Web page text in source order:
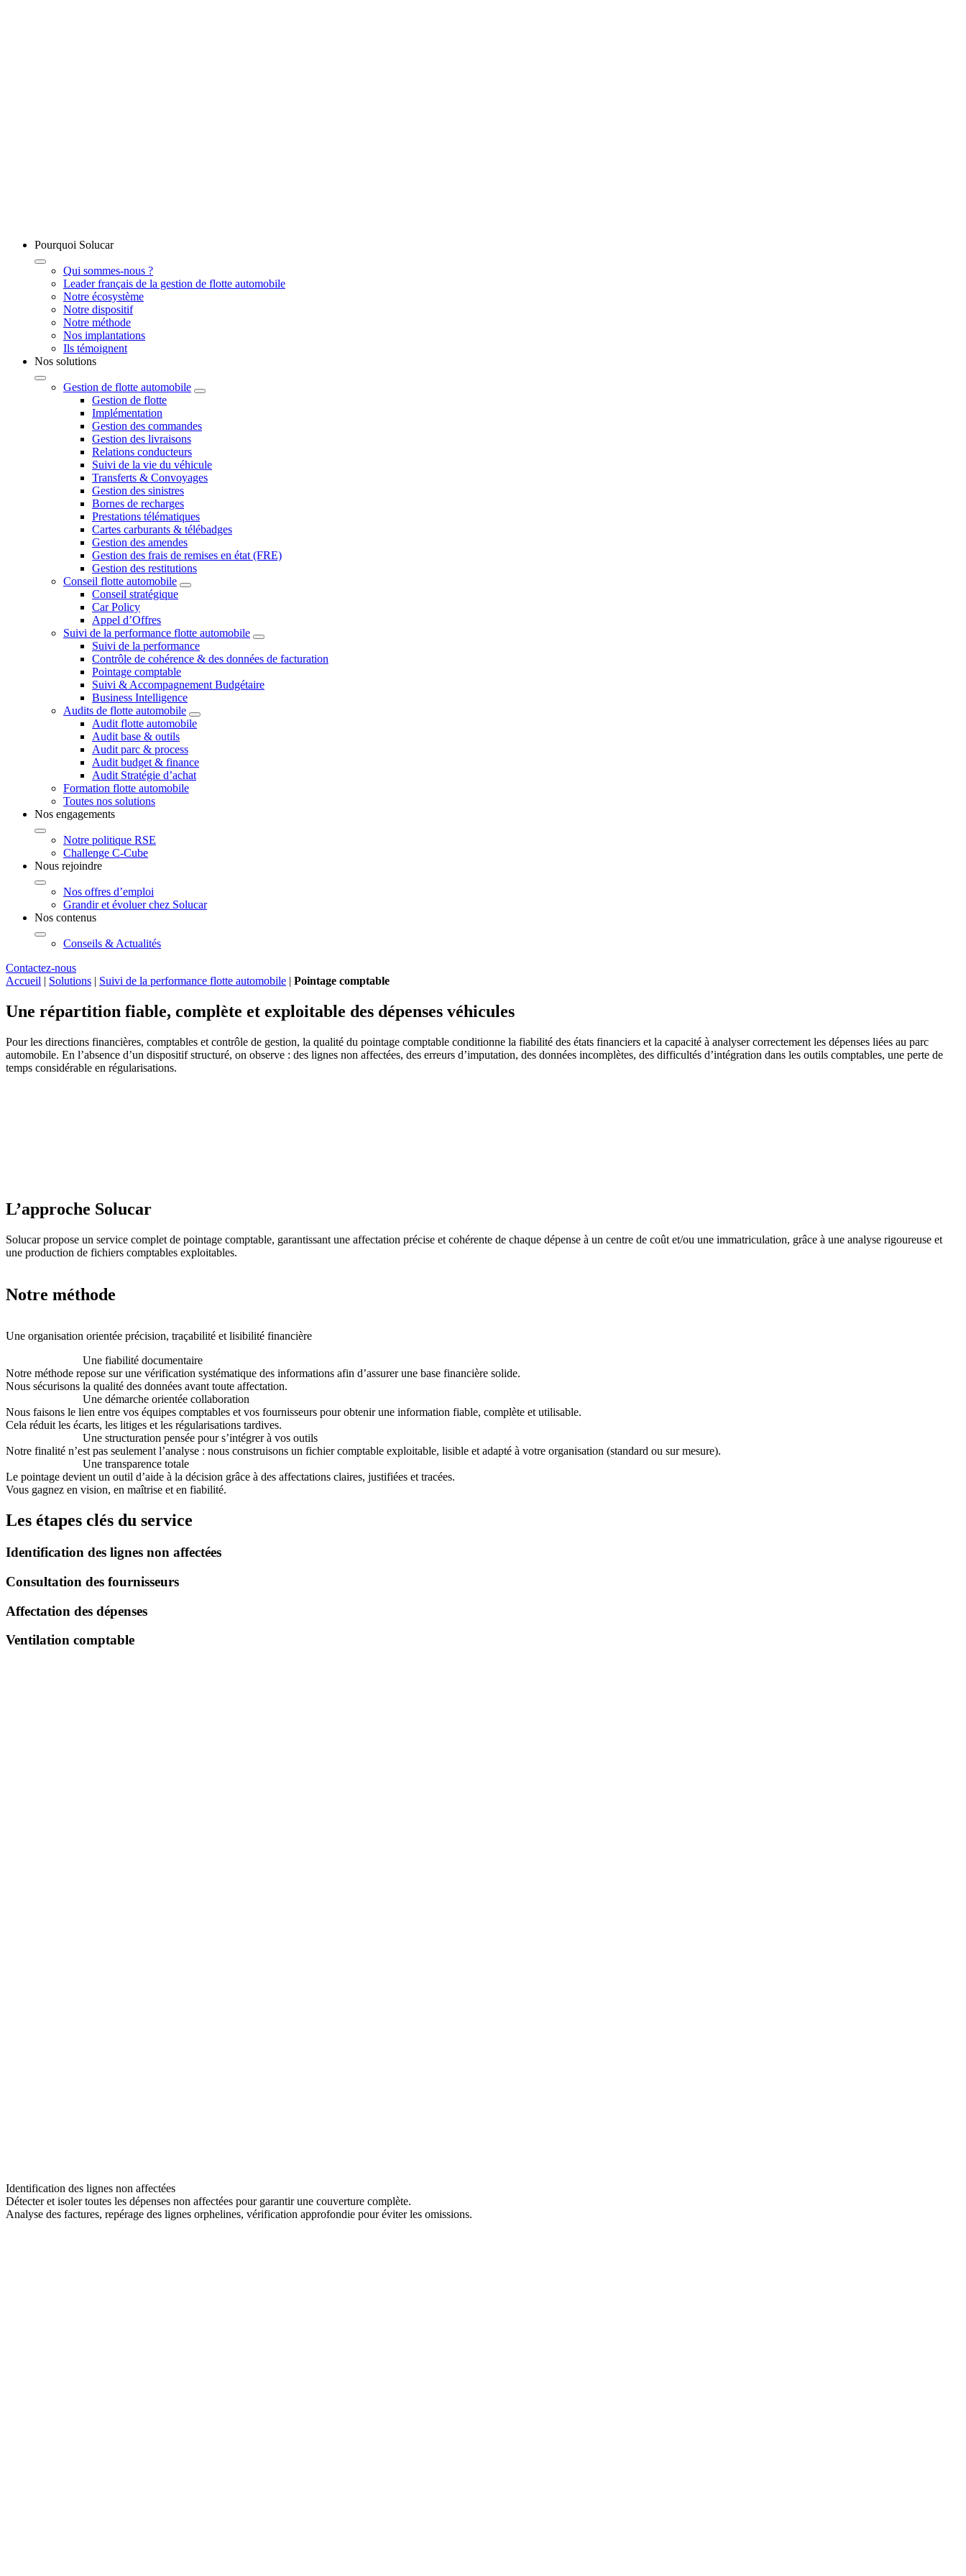
Pourquoi Solucar
Qui sommes-nous ?
Leader français de la gestion de flotte automobile
Notre écosystème
Notre dispositif
Notre méthode
Nos implantations
Ils témoignent
Nos solutions
Gestion de flotte automobile
Gestion de flotte
Implémentation
Gestion des commandes
Gestion des livraisons
Relations conducteurs
Suivi de la vie du véhicule
Transferts & Convoyages
Gestion des sinistres
Bornes de recharges
Prestations télématiques
Cartes carburants & télébadges
Gestion des amendes
Gestion des frais de remises en état (FRE)
Gestion des restitutions
Conseil flotte automobile
Conseil stratégique
Car Policy
Appel d’Offres
Suivi de la performance flotte automobile
Suivi de la performance
Contrôle de cohérence & des données de facturation
Pointage comptable
Suivi & Accompagnement Budgétaire
Business Intelligence
Audits de flotte automobile
Audit flotte automobile
Audit base & outils
Audit parc & process
Audit budget & finance
Audit Stratégie d’achat
Formation flotte automobile
Toutes nos solutions
Nos engagements
Notre politique RSE
Challenge C-Cube
Nous rejoindre
Nos offres d’emploi
Grandir et évoluer chez Solucar
Nos contenus
Conseils & Actualités
Contactez-nous
Accueil | Solutions | Suivi de la performance flotte automobile | Pointage comptable
Une répartition fiable, complète et exploitable des dépenses véhicules
Pour les directions financières, comptables et contrôle de gestion, la qualité du pointage comptable conditionne la fiabilité des états financiers et la capacité à analyser correctement les dépenses liées au parc
automobile. En l’absence d’un dispositif structuré, on observe : des lignes non affectées, des erreurs d’imputation, des données incomplètes, des difficultés d’intégration dans les outils comptables, une perte de
temps considérable en régularisations.
L’approche Solucar
Solucar propose un service complet de pointage comptable, garantissant une affectation précise et cohérente de chaque dépense à un centre de coût et/ou une immatriculation, grâce à une analyse rigoureuse et
une production de fichiers comptables exploitables.
Notre méthode
Une organisation orientée précision, traçabilité et lisibilité financière
Une fiabilité documentaire
Notre méthode repose sur une vérification systématique des informations afin d’assurer une base financière solide.
Nous sécurisons la qualité des données avant toute affectation.
Une démarche orientée collaboration
Nous faisons le lien entre vos équipes comptables et vos fournisseurs pour obtenir une information fiable, complète et utilisable.
Cela réduit les écarts, les litiges et les régularisations tardives.
Une structuration pensée pour s’intégrer à vos outils
Notre finalité n’est pas seulement l’analyse : nous construisons un fichier comptable exploitable, lisible et adapté à votre organisation (standard ou sur mesure).
Une transparence totale
Le pointage devient un outil d’aide à la décision grâce à des affectations claires, justifiées et tracées.
Vous gagnez en vision, en maîtrise et en fiabilité.
Les étapes clés du service
Identification des lignes non affectées
Consultation des fournisseurs
Affectation des dépenses
Ventilation comptable
Identification des lignes non affectées
Détecter et isoler toutes les dépenses non affectées pour garantir une couverture complète.
Analyse des factures, repérage des lignes orphelines, vérification approfondie pour éviter les omissions.